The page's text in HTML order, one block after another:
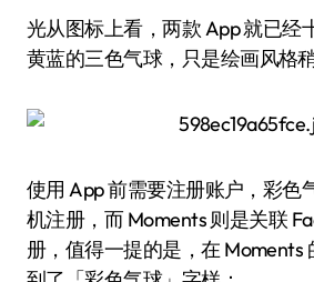
光从图标上看，两款 App 就已经
黄蓝的三色气球，只是绘画风格
使用 App 前需要注册账户，彩色
机注册，而 Moments 则是关联
册，值得一提的是，在 Moments